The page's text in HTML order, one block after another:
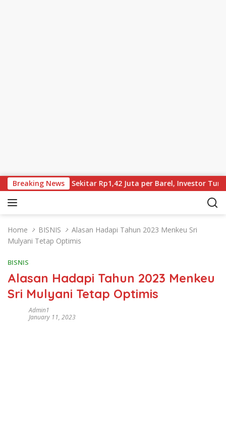
Breaking News
Brent Kini Sekitar Rp1,42 Juta per Barel, Investor Tunggu
Home BISNIS
Alasan Hadapi Tahun 2023 Menkeu Sri
Mulyani Tetap Optimis
BISNIS
Alasan Hadapi Tahun 2023 Menkeu
Sri Mulyani Tetap Optimis
Admin1
January 11, 2023